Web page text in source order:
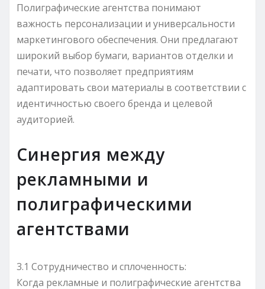
Полиграфические агентства понимают
важность персонализации и универсальности
маркетингового обеспечения. Они предлагают
широкий выбор бумаги, вариантов отделки и
печати, что позволяет предприятиям
адаптировать свои материалы в соответствии с
идентичностью своего бренда и целевой
аудиторией.
Синергия между
рекламными и
полиграфическими
агентствами
3.1 Сотрудничество и сплоченность:
Когда рекламные и полиграфические агентства